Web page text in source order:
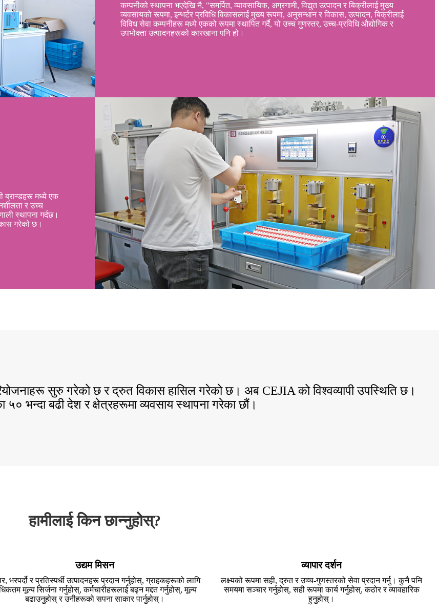
कम्पनीको स्थापना भएदेखि नै, "समर्पित, व्यावसायिक, अग्रगामी, विद्युत उत्पादन र बिक्रीलाई मुख्य
व्यवसायको रूपमा, इन्भर्टर प्रविधि विकासलाई मुख्य रूपमा, अनुसन्धान र विकास, उत्पादन, बिक्रीलाई
विविध सेवा कम्पनीहरू मध्ये एकको रूपमा स्थापित गर्दै, यो उच्च गुणस्तर, उच्च-प्रविधि औद्योगिक र
उपभोक्ता उत्पादनहरूको कारखाना पनि हो।
ब्रान्डहरू मध्ये एक
र उच्च
स्थापना गर्दछ।
गरेको छ।
सुरु गरेको छ र द्रुत विकास हासिल गरेको छ। अब CEJIA को विश्वव्यापी उपस्थिति छ।
५० भन्दा बढी देश र क्षेत्रहरूमा व्यवसाय स्थापना गरेका छौं।
हामीलाई किन छान्नुहोस्?
उद्यम मिसन
भरपर्दो र प्रतिस्पर्धी उत्पादनहरू प्रदान गर्नुहोस्, ग्राहकहरूको लागि
मूल्य सिर्जना गर्नुहोस्, कर्मचारीहरूलाई बढ्न मद्दत गर्नुहोस्, मूल्य
बढाउनुहोस् र उनीहरूको सपना साकार पार्नुहोस्।
व्यापार दर्शन
लक्ष्यको रूपमा सही, द्रुत र उच्च-गुणस्तरको सेवा प्रदान गर्नु। कुनै पनि
समयमा सञ्चार गर्नुहोस्, सही रूपमा कार्य गर्नुहोस्, कठोर र व्यावहारिक
हुनुहोस्।